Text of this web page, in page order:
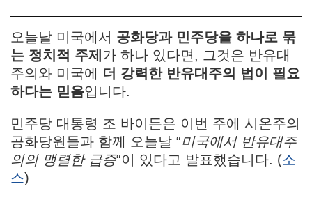
오늘날 미국에서 공화당과 민주당을 하나로 묶
는 정치적 주제 가 하나 있다면, 그것은 반유대
주의와 미국에 더 강력한 반유대주의 법이 필요
하다는 믿음입니다.
민주당 대통령 조 바이든은 이번 주에 시온주의
공화당원들과 함께 오늘날 “미국에서 반유대주
의의 맹렬한 급증“이 있다고 발표했습니다. (소
스)